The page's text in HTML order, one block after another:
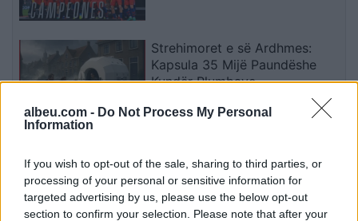
albeu.com - Do Not Process My Personal
Information
If you wish to opt-out of the sale, sharing to third parties, or
processing of your personal or sensitive information for
targeted advertising by us, please use the below opt-out
section to confirm your selection. Please note that after your
Strehimoret e së Ardhmes:
Kapsula 35 Mijë Paundëshe
Kundër Plumbave,
Shpërthimeve dhe Fatkeqësive
Natyrore
për përvetësim të paligjshëm
të sekreteve industriale